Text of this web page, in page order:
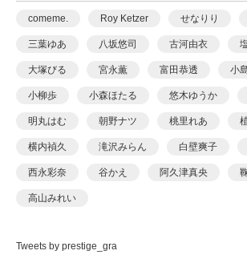
comeme. Roy Ketzer せなりり
三葉ゆあ 八坂悠司 古河由衣
大塚びる 宮永薫 富田恭透 小
小柳歩 小森ほたる 悠木ゆうか
明丸はむ 朝野ナツ 桃里れあ
横内禎久 滝沢みらん 白壁爽子
西永彩奈 谷かえ 阿久津真央
高山みれい
Tweets by prestige_gra